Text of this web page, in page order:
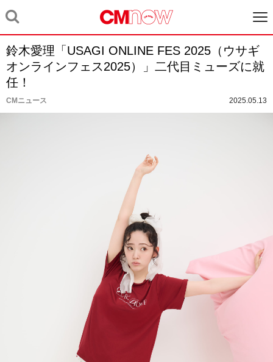
鈴木愛理「USAGI ONLINE FES 2025（ウサギ
オンラインフェス2025）」二代目ミューズに就
任！
CMニュース 2025.05.13